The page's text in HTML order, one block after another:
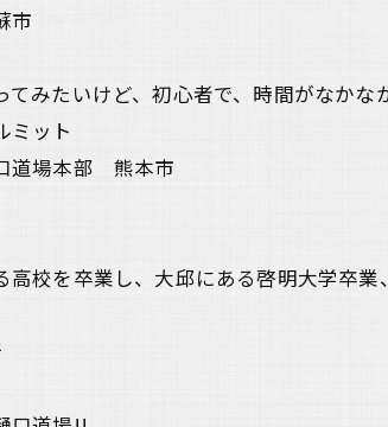
市
てみたいけど、初心者で、時間がなかな
ミット
道場本部 熊本市
高校を卒業し、大邱にある啓明大学卒業